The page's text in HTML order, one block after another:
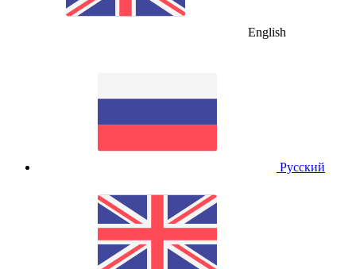
English
Русский